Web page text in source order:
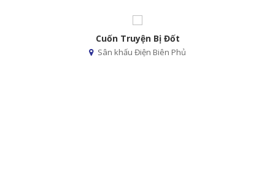
Tương Đối Rối Tương Phùng
Sân khấu Điện Biên Phủ